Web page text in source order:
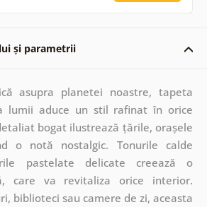
și parametrii
asupra planetei noastre, tapeta
lumii aduce un stil rafinat în orice
bogat ilustrează țările, orașele
o notă nostalgic. Tonurile calde
pastelate delicate creează o
care va revitaliza orice interior.
biblioteci sau camere de zi, aceasta